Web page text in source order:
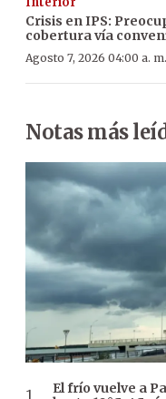
Crisis en IPS:
cobertura vía
Agosto 7, 2026 04:00 a. m.
Notas más
El frío vuelve a